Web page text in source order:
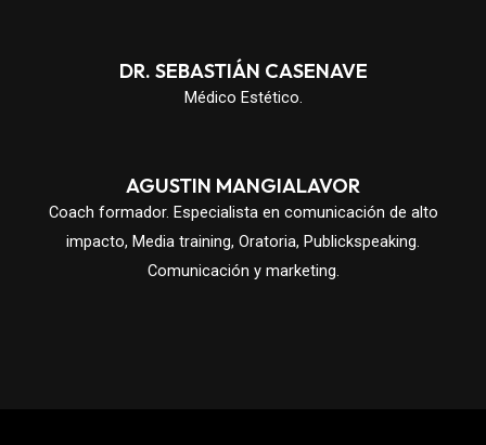
DR. SEBASTIÁN CASENAVE
Médico Estético.
AGUSTIN MANGIALAVOR
Coach formador. Especialista en comunicación de alto
impacto, Media training, Oratoria, Publickspeaking.
Comunicación y marketing.